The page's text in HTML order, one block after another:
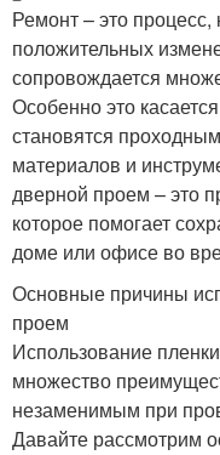
Ремонт – это
положительных
сопровождается
Особенно это
становятся
материалов и
дверной проем – это
которое помогает
доме или офисе во
Основные причины
проем
Использование
множество
незаменимым при
Давайте рассмотрим